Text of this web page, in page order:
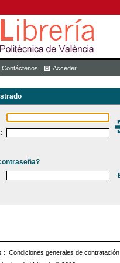
Contáctenos Acceder
:: Condiciones generales de contratación